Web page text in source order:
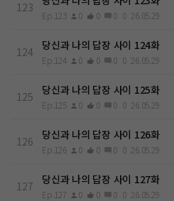
123
Ep.123 0 0 0 0 26.05.29
124 당신과 나의 답장 사이 124화
Ep.124 0 0 0 0 26.05.29
125 당신과 나의 답장 사이 125화
Ep.125 0 0 0 0 26.05.29
126 당신과 나의 답장 사이 126화
Ep.126 0 0 0 0 26.05.29
127 당신과 나의 답장 사이 127화
Ep.127 0 0 0 0 26.05.29